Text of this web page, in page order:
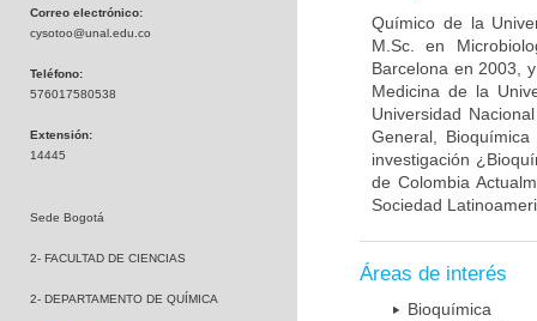
Correo electrónico:
cysotoo@unal.edu.co
Teléfono:
576017580538
Extensión:
14445
Sede Bogotá
2- FACULTAD DE CIENCIAS
2- DEPARTAMENTO DE QUÍMICA
Químico de la
M.Sc. en
Barcelona en 2003,
Medicina de la
Universidad
General,
investigación
de Colombia
Sociedad
Áreas de interés
Bioquímica